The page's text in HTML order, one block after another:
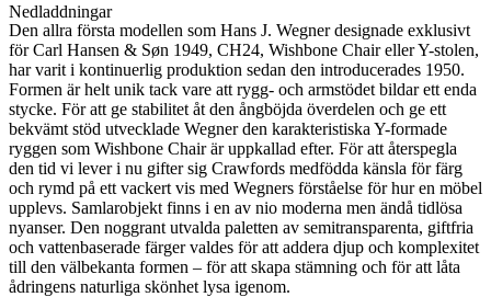
Nedladdningar
Den allra första modellen som Hans J. Wegner designade exklusivt
för Carl Hansen & Søn 1949, CH24, Wishbone Chair eller Y-stolen,
har varit i kontinuerlig produktion sedan den introducerades 1950.
Formen är helt unik tack vare att rygg- och armstödet bildar ett enda
stycke. För att ge stabilitet åt den ångböjda överdelen och ge ett
bekvämt stöd utvecklade Wegner den karakteristiska Y-formade
ryggen som Wishbone Chair är uppkallad efter. För att återspegla
den tid vi lever i nu gifter sig Crawfords medfödda känsla för färg
och rymd på ett vackert vis med Wegners förståelse för hur en möbel
upplevs. Samlarobjekt finns i en av nio moderna men ändå tidlösa
nyanser. Den noggrant utvalda paletten av semitransparenta, giftfria
och vattenbaserade färger valdes för att addera djup och komplexitet
till den välbekanta formen – för att skapa stämning och för att låta
ådringens naturliga skönhet lysa igenom.